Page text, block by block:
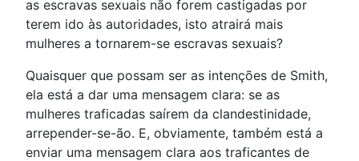
as escravas sexuais não forem castigadas por
terem ido às autoridades, isto atrairá mais
mulheres a tornarem-se escravas sexuais?
Quaisquer que possam ser as intenções de Smith,
ela está a dar uma mensagem clara: se as
mulheres traficadas saírem da clandestinidade,
arrepender-se-ão. E, obviamente, também está a
enviar uma mensagem clara aos traficantes de